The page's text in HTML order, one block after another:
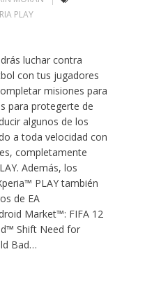
PLAY
luchar contra
con tus jugadores
misiones para
para protegerte de
algunos de los
a toda velocidad con
completamente
Además, los
PLAY también
de EA
Market™: FIFA 12
Shift Need for
Bad…